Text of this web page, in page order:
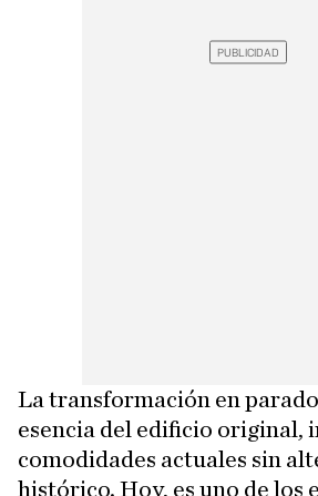
La transformación en
esencia del edificio original,
comodidades actuales sin
histórico. Hoy, es uno de los